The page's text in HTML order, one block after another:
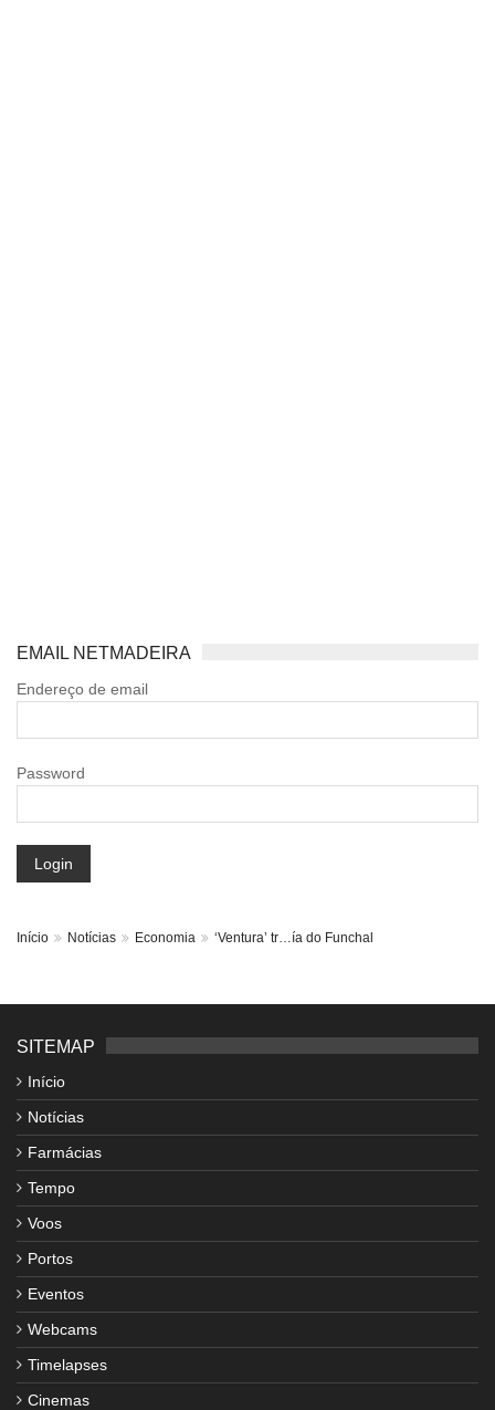
EMAIL NETMADEIRA
Endereço de email
Password
Login
Início Notícias Economia ‘Ventura’ tr…ía do Funchal
SITEMAP
Início
Notícias
Farmácias
Tempo
Voos
Portos
Eventos
Webcams
Timelapses
Cinemas